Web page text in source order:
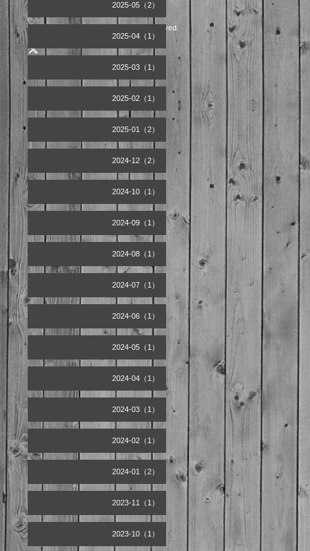
2025-05（2）
2025-04（1）
2025-03（1）
2025-02（1）
2025-01（2）
2024-12（2）
2024-10（1）
2024-09（1）
2024-08（1）
2024-07（1）
2024-06（1）
2024-05（1）
2024-04（1）
2024-03（1）
2024-02（1）
2024-01（2）
2023-11（1）
2023-10（1）
. All Rights Reserved.